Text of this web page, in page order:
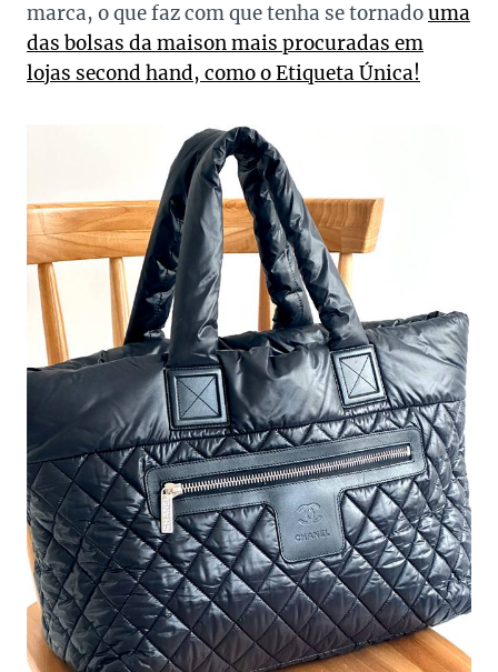
marca, o que faz com que tenha se tornadouma
das bolsas da maison mais procuradas em
lojas second hand, como o Etiqueta Única!